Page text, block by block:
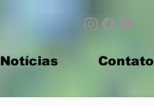
Notícias Contato